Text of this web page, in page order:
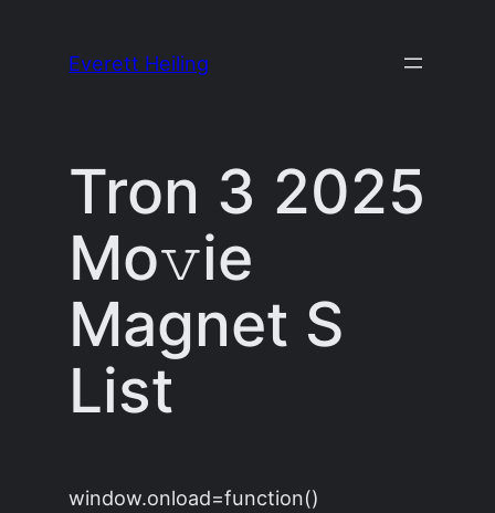
Everett Heiling
Tron 3 2025
Mo𝚟ie
Magnet S
List
window.onload=function()